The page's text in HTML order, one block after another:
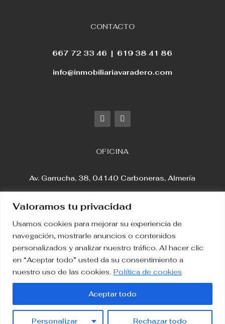
Valoramos tu privacidad
Usamos cookies para mejorar su experiencia de
navegación, mostrarle anuncios o contenidos
personalizados y analizar nuestro tráfico. Al hacer clic
en “Aceptar todo” usted da su consentimiento a
nuestro uso de las cookies. Política de cookies
Personalizar Rechazar todo
Aceptar todo
CONTACTO
667 72 33 46 | 619 38 41 86
info@inmobiliariavaradero.com
OFICINA
Av. Garrucha, 38, 04140 Carboneras, Almería
Aviso Legal
Política de Privacidad
2023. Inmobiliaria Varadero